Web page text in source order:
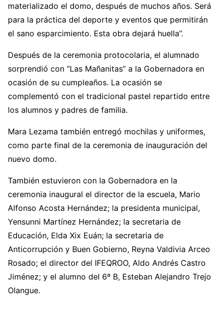
materializado el domo, después de muchos años. Será
para la práctica del deporte y eventos que permitirán
el sano esparcimiento. Esta obra dejará huella”.
Después de la ceremonia protocolaria, el alumnado
sorprendió con “Las Mañanitas” a la Gobernadora en
ocasión de su cumpleaños. La ocasión se
complementó con el tradicional pastel repartido entre
los alumnos y padres de familia.
Mara Lezama también entregó mochilas y uniformes,
como parte final de la ceremonia de inauguración del
nuevo domo.
También estuvieron con la Gobernadora en la
ceremonia inaugural el director de la escuela, Mario
Alfonso Acosta Hernández; la presidenta municipal,
Yensunni Martínez Hernández; la secretaria de
Educación, Elda Xix Euán; la secretaria de
Anticorrupción y Buen Gobierno, Reyna Valdivia Arceo
Rosado; el director del IFEQROO, Aldo Andrés Castro
Jiménez; y el alumno del 6º B, Esteban Alejandro Trejo
Olangue.